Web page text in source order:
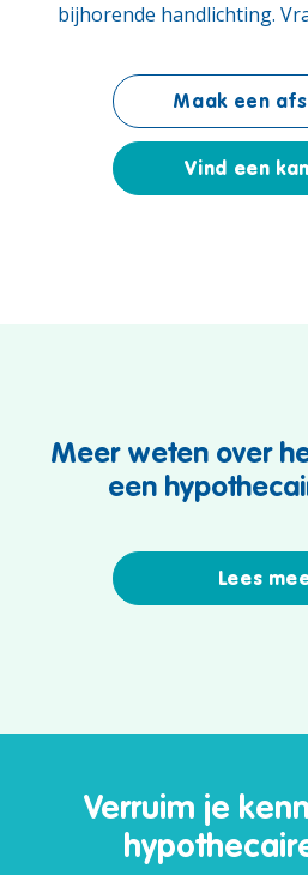
bijhorende handlichting.
Maak een
Vind een
Meer weten over
een
Lees
Verruim je